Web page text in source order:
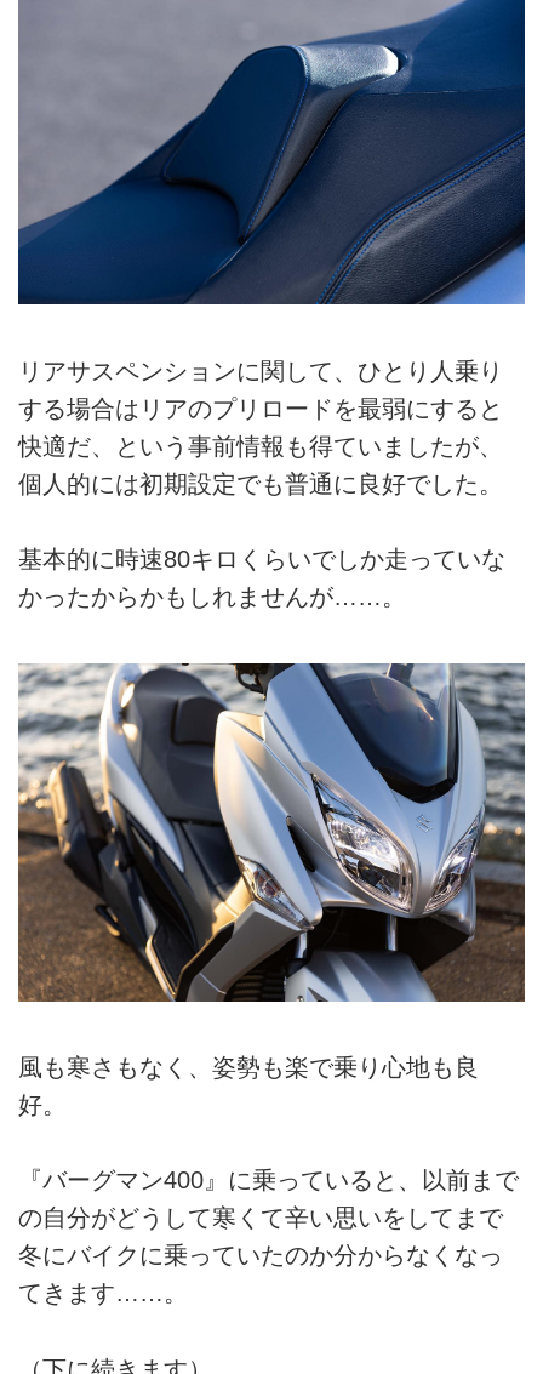
リアサスペンションに関して、ひとり人乗り
する場合はリアのプリロードを最弱にすると
快適だ、という事前情報も得ていましたが、
個人的には初期設定でも普通に良好でした。
基本的に時速80キロくらいでしか走っていな
かったからかもしれませんが……。
風も寒さもなく、姿勢も楽で乗り心地も良
好。
『バーグマン400』に乗っていると、以前まで
の自分がどうして寒くて辛い思いをしてまで
冬にバイクに乗っていたのか分からなくなっ
てきます……。
（下に続きます）